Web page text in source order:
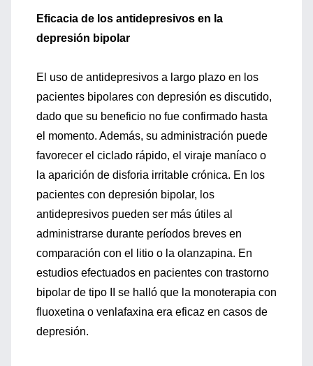
Eficacia de los antidepresivos en la
depresión bipolar
El uso de antidepresivos a largo plazo en los
pacientes bipolares con depresión es discutido,
dado que su beneficio no fue confirmado hasta
el momento. Además, su administración puede
favorecer el ciclado rápido, el viraje maníaco o
la aparición de disforia irritable crónica. En los
pacientes con depresión bipolar, los
antidepresivos pueden ser más útiles al
administrarse durante períodos breves en
comparación con el litio o la olanzapina. En
estudios efectuados en pacientes con trastorno
bipolar de tipo II se halló que la monoterapia con
fluoxetina o venlafaxina era eficaz en casos de
depresión.